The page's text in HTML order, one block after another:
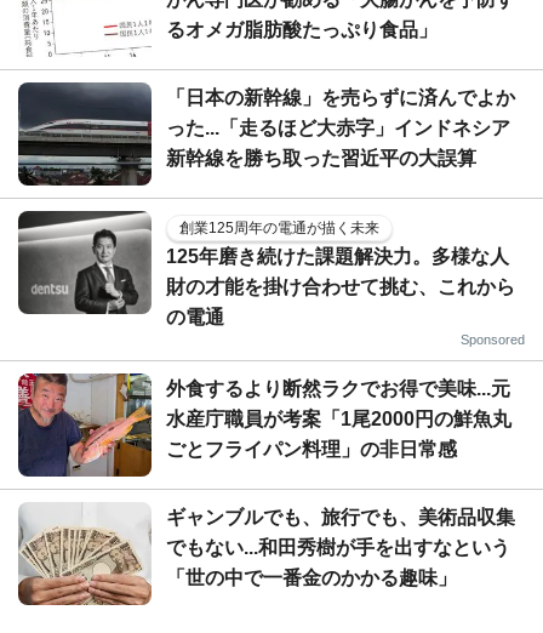
るオメガ脂肪酸たっぷり食品」
「日本の新幹線」を売らずに済んでよか
った...「走るほど大赤字」インドネシア
新幹線を勝ち取った習近平の大誤算
創業125周年の電通が描く未来
125年磨き続けた課題解決力。多様な人
財の才能を掛け合わせて挑む、これから
の電通
Sponsored
外食するより断然ラクでお得で美味...元
水産庁職員が考案「1尾2000円の鮮魚丸
ごとフライパン料理」の非日常感
ギャンブルでも、旅行でも、美術品収集
でもない...和田秀樹が手を出すなという
「世の中で一番金のかかる趣味」